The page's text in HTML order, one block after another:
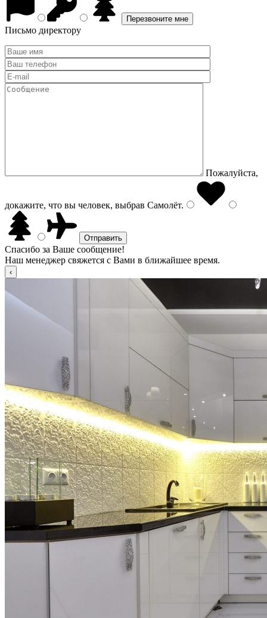
Письмо директору
Пожалуйста,
докажите, что вы человек, выбрав Самолёт.
Спасибо за Ваше сообщение!
Наш менеджер свяжется с Вами в ближайшее время.